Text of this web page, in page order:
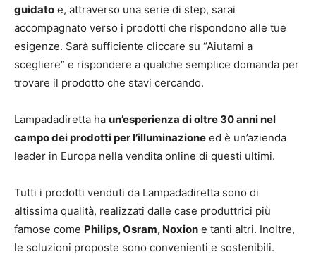
guidato e, attraverso una serie di step, sarai
accompagnato verso i prodotti che rispondono alle tue
esigenze. Sarà sufficiente cliccare su “Aiutami a
scegliere” e rispondere a qualche semplice domanda per
trovare il prodotto che stavi cercando.
Lampadadiretta ha un’esperienza di oltre 30 anni nel
campo dei prodotti per l’illuminazione ed è un’azienda
leader in Europa nella vendita online di questi ultimi.
Tutti i prodotti venduti da Lampadadiretta sono di
altissima qualità, realizzati dalle case produttrici più
famose come Philips, Osram, Noxion e tanti altri. Inoltre,
le soluzioni proposte sono convenienti e sostenibili.